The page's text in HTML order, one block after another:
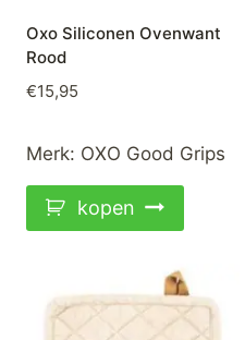
Oxo Siliconen Ovenwant
Rood
€15,95
Merk: OXO Good Grips
kopen